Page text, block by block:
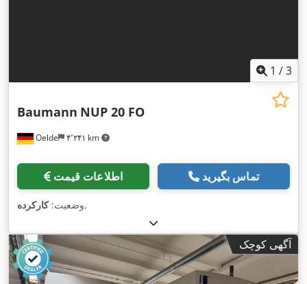
1 /3
Oelde ۴٬۲۴۱ km
Baumann NUP 20 FO
اطلاعات قیمت تماس بگیرید
وضعیت:کارکرده ,
آگهی کوچک